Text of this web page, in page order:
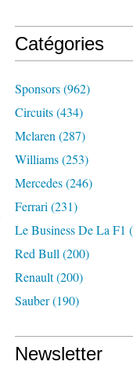
Catégories
Sponsors(962)
Circuits(434)
Mclaren (287)
Williams(253)
Mercedes(246)
Ferrari (231)
Le Business De La F1
Red Bull (200)
Renault(200)
Sauber(190)
Newsletter